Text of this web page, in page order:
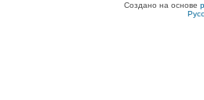
Создано на основе